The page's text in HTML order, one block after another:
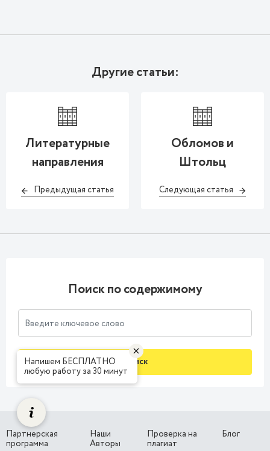
Другие статьи:
Литературные
направления
Предыдущая статья
Обломов и
Штольц
Следующая статья
Поиск по содержимому
Поиск
Партнерская
программа
Наши
Авторы
Проверка на
плагиат
Блог
Напишем БЕСПЛАТНО
любую работу за 30 минут